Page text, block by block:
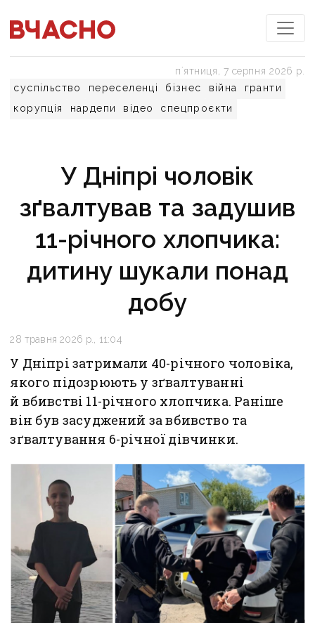
суспільство переселенці бізнес війна
гранти
корупція
нардепи відео спецпроєкти
пʼятниця, 7 серпня 2026 р.
У Дніпрі чоловік
зґвалтував та задушив
11-річного хлопчика:
дитину шукали понад
добу
28 травня 2026 р., 11:04
У Дніпрі затримали 40-річного чоловіка,
якого підозрюють у зґвалтуванні
й вбивстві 11-річного хлопчика. Раніше
він був засуджений за вбивство та
зґвалтування 6-річної дівчинки.